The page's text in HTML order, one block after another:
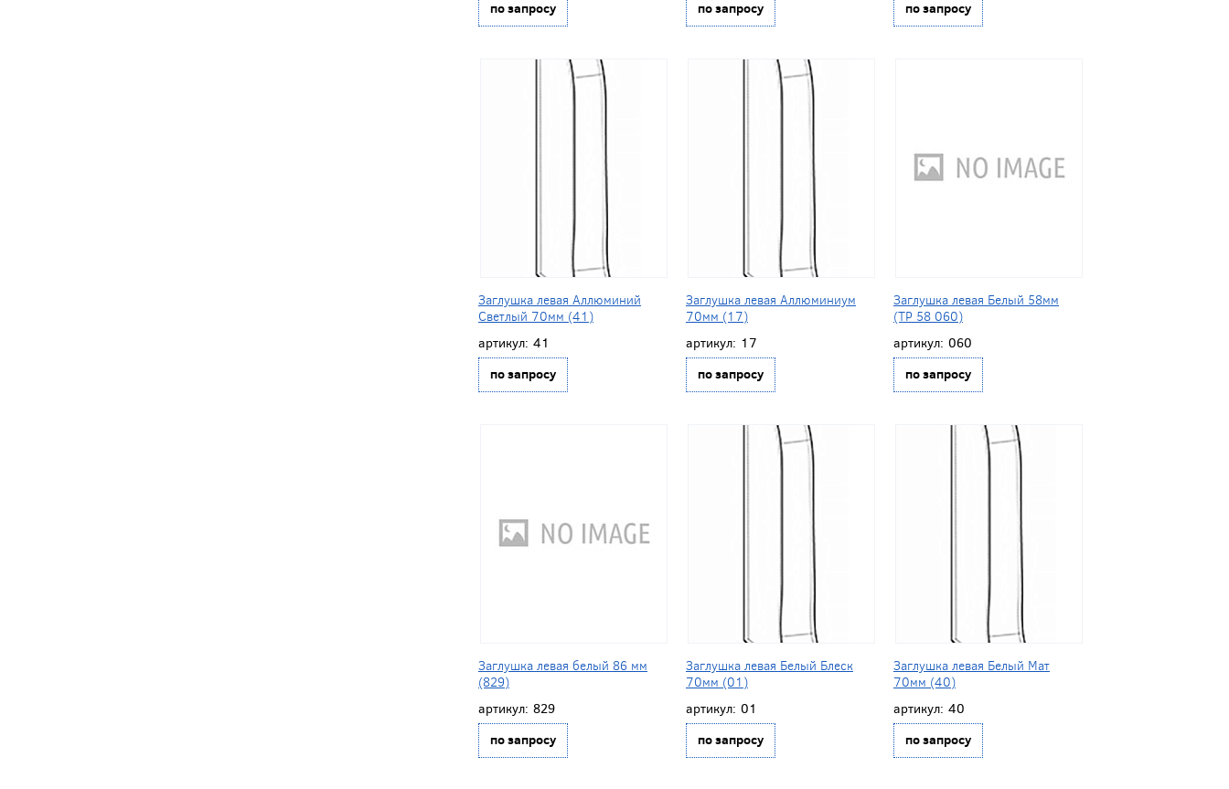
по запросу по запросу по запросу
Заглушка левая Аллюминий
Светлый 70мм (41)
артикул: 41
по запросу
Заглушка левая Аллюминиум
70мм (17)
артикул: 17
по запросу
Заглушка левая Белый 58мм
(ТР 58 060)
артикул: 060
по запросу
Заглушка левая белый 86 мм
(829)
артикул: 829
по запросу
Заглушка левая Белый Блеск
70мм (01)
артикул: 01
по запросу
Заглушка левая Белый Мат
70мм (40)
артикул: 40
по запросу